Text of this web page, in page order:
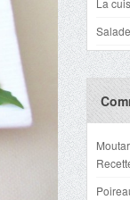
La